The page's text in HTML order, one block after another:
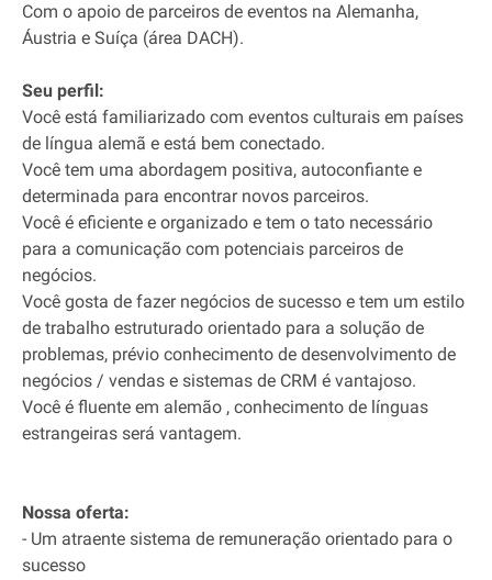
Com o apoio de parceiros de eventos na Alemanha,
Áustria e Suíça (área DACH).
Seu perfil:
Você está familiarizado com eventos culturais em países
de língua alemã e está bem conectado.
Você tem uma abordagem positiva, autoconfiante e
determinada para encontrar novos parceiros.
Você é eficiente e organizado e tem o tato necessário
para a comunicação com potenciais parceiros de
negócios.
Você gosta de fazer negócios de sucesso e tem um estilo
de trabalho estruturado orientado para a solução de
problemas, prévio conhecimento de desenvolvimento de
negócios / vendas e sistemas de CRM é vantajoso.
Você é fluente em alemão , conhecimento de línguas
estrangeiras será vantagem.
Nossa oferta:
- Um atraente sistema de remuneração orientado para o
sucesso